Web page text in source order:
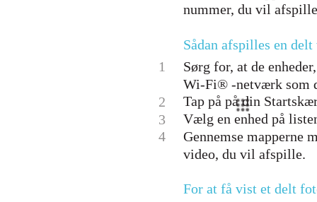
nummer, du vil
Sådan afspilles en delt
1
Sørg for, at de
Wi-Fi® -netværk som
2
Tap på på din
3
Vælg en enhed på
4
Gennemse mapperne
video, du vil afspille.
For at få vist et delt